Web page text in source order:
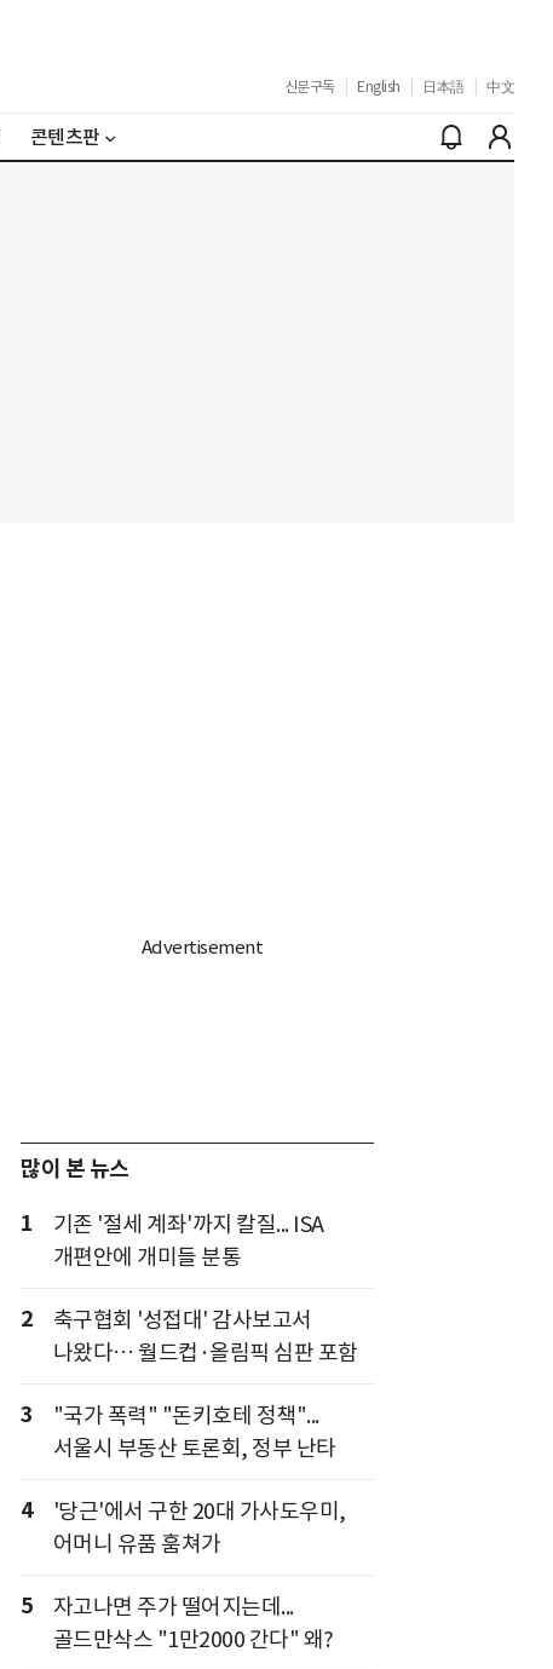
신문구독 English 日本語 中文
콘텐츠판
많이 본 뉴스
1
기존 '절세 계좌'까지 칼질... ISA
개편안에 개미들 분통
2
축구협회 '성접대' 감사보고서
나왔다… 월드컵·올림픽 심판 포함
3
"국가 폭력" "돈키호테 정책"...
서울시 부동산 토론회, 정부 난타
4
'당근'에서 구한 20대 가사도우미,
어머니 유품 훔쳐가
5
자고나면 주가 떨어지는데...
골드만삭스 "1만2000 간다" 왜?